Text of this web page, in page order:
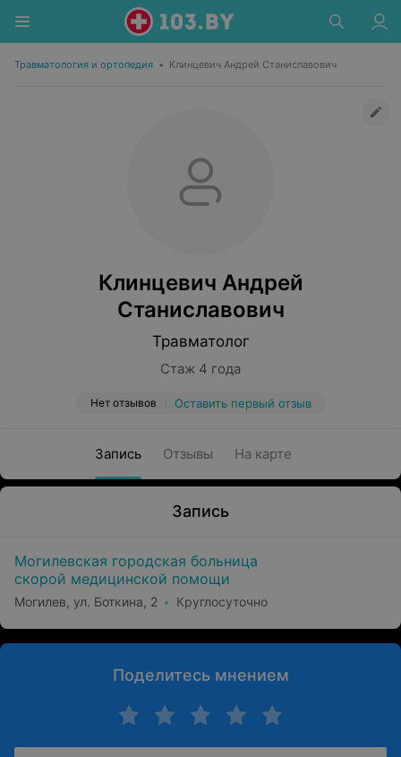
Травматология и ортопедия • Клинцевич Андрей Станиславович
Клинцевич Андрей
Станиславович
Травматолог
Стаж 4 года
Нет отзывов Оставить первый отзыв
Запись Отзывы На карте
Запись
Могилевская городская больница
скорой медицинской помощи
Могилев, ул. Боткина, 2 Круглосуточно
Поделитесь мнением